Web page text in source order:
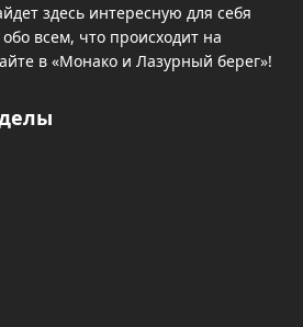
здесь интересную для себя
всем, что происходит на
в «Монако и Лазурный берег»!